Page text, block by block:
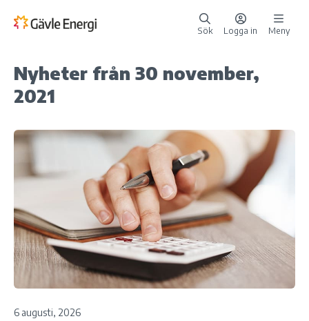
Sök Logga in Meny
Nyheter från 30 november,
2021
6 augusti, 2026